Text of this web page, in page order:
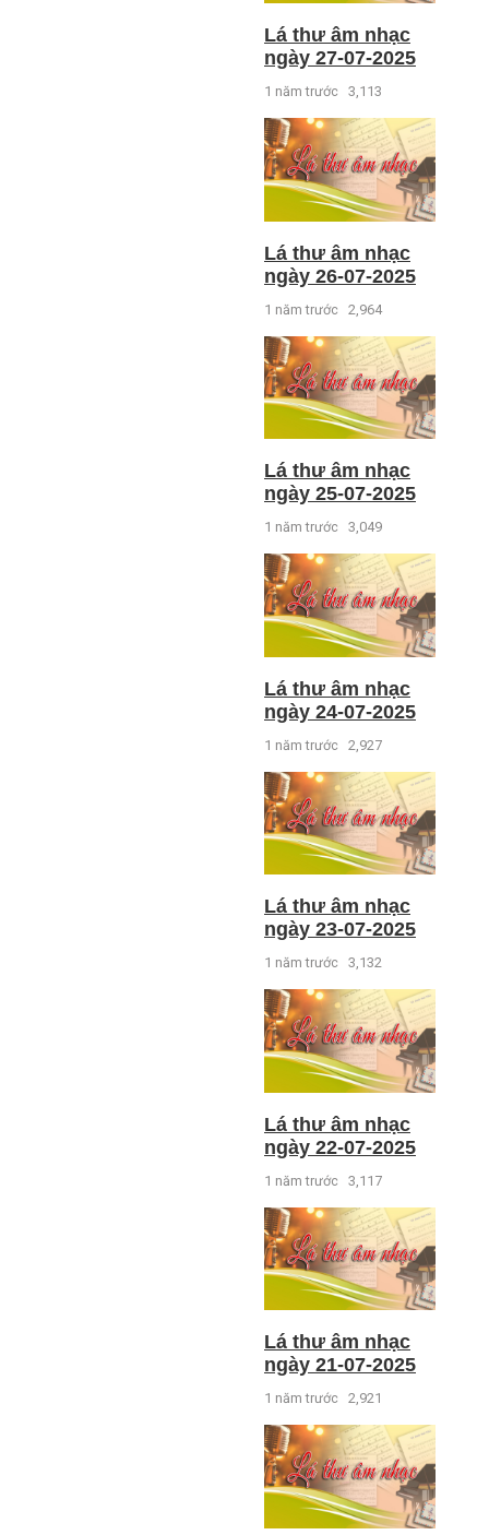
Lá thư âm nhạc
ngày 27-07-2025
1 năm trước 3,113
Lá thư âm nhạc
ngày 26-07-2025
1 năm trước 2,964
Lá thư âm nhạc
ngày 25-07-2025
1 năm trước 3,049
Lá thư âm nhạc
ngày 24-07-2025
1 năm trước 2,927
Lá thư âm nhạc
ngày 23-07-2025
1 năm trước 3,132
Lá thư âm nhạc
ngày 22-07-2025
1 năm trước 3,117
Lá thư âm nhạc
ngày 21-07-2025
1 năm trước 2,921